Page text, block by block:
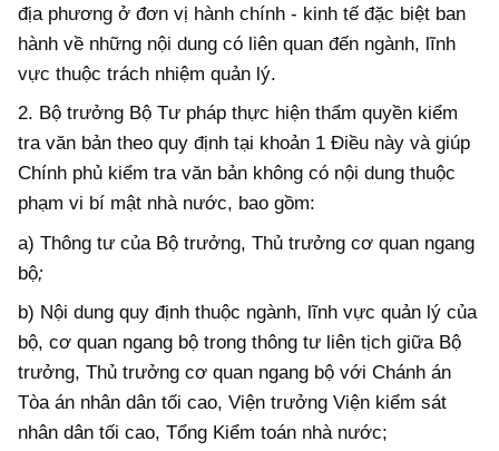
địa phương ở đơn vị hành chính - kinh tế đặc biệt ban
hành về những nội dung có liên quan đến ngành, lĩnh
vực thuộc trách nhiệm quản lý.
2. Bộ trưởng Bộ Tư pháp thực hiện thẩm quyền kiểm
tra văn bản theo quy định tại khoản 1 Điều này và giúp
Chính phủ kiểm tra văn bản không có nội dung thuộc
phạm vi bí mật nhà nước, bao gồm:
a) Thông tư của Bộ trưởng, Thủ trưởng cơ quan ngang
bộ;
b) Nội dung quy định thuộc ngành, lĩnh vực quản lý của
bộ, cơ quan ngang bộ trong thông tư liên tịch giữa Bộ
trưởng, Thủ trưởng cơ quan ngang bộ với Chánh án
Tòa án nhân dân tối cao, Viện trưởng Viện kiểm sát
nhân dân tối cao, Tổng Kiểm toán nhà nước;